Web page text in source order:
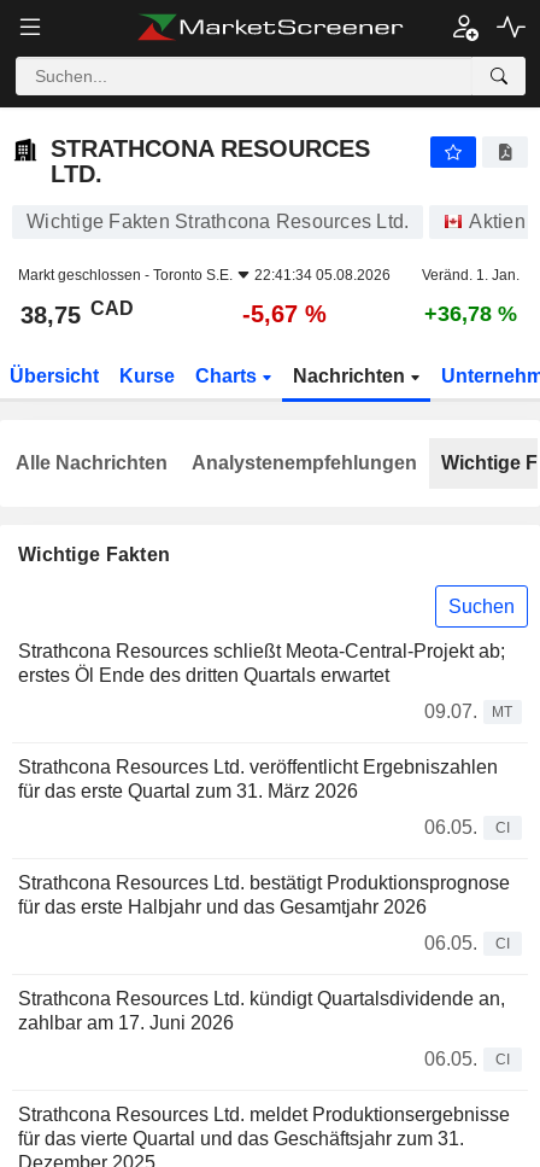
STRATHCONA RESOURCES
LTD.
Wichtige Fakten Strathcona Resources Ltd. Aktien
Markt geschlossen - Toronto S.E. 22:41:34 05.08.2026 Veränd. 1. Jan.
38,75 CAD -5,67 % +36,78 %
Übersicht Kurse Charts Nachrichten
Wichtige Fakten
Suchen
Strathcona Resources schließt Meota-Central-Projekt ab;
erstes Öl Ende des dritten Quartals erwartet
09.07.
MT
Strathcona Resources Ltd. veröffentlicht Ergebniszahlen
für das erste Quartal zum 31. März 2026
06.05.
CI
Strathcona Resources Ltd. bestätigt Produktionsprognose
für das erste Halbjahr und das Gesamtjahr 2026
06.05.
CI
Strathcona Resources Ltd. kündigt Quartalsdividende an,
zahlbar am 17. Juni 2026
06.05.
CI
Strathcona Resources Ltd. meldet Produktionsergebnisse
für das vierte Quartal und das Geschäftsjahr zum 31.
Alle Nachrichten Analystenempfehlungen Wichtige